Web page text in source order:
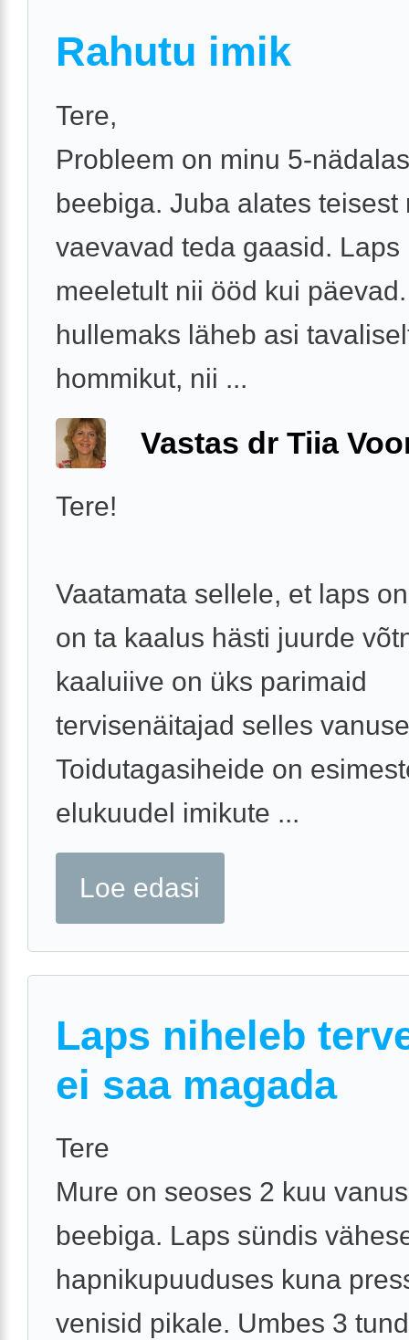
Rahutu imik
Tere,
Probleem on minu 5-
beebiga. Juba alates teisest
vaevavad teda gaasid. Laps
meeletult nii ööd kui
hullemaks läheb asi
hommikut, nii ...
Vastas dr Tiia
Tere!
Vaatamata sellele, et laps
on ta kaalus hästi juurde
kaaluiive on üks parimaid
tervisenäitajad selles
Toidutagasiheide on
elukuudel imikute ...
Loe edasi
Laps niheleb
ei saa magada
Tere
Mure on seoses 2 kuu
beebiga. Laps sündis
hapnikupuuduses kuna
venisid pikale. Umbes 3